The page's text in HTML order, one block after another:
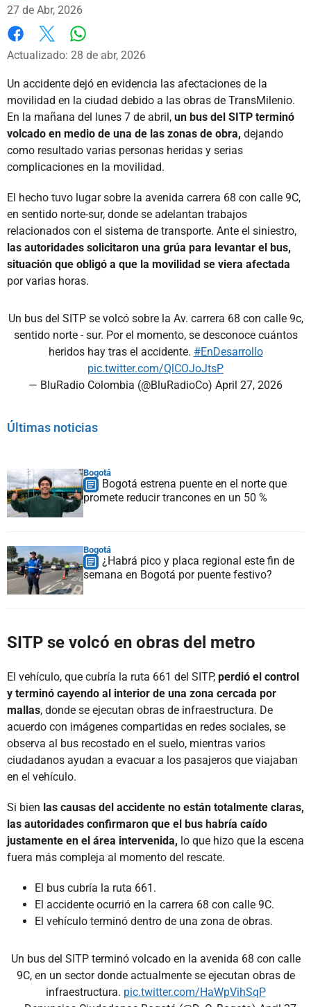
27 de Abr, 2026
Facebook
X
Actualizado: 28 de abr, 2026
Un accidente dejó en evidencia las afectaciones de la
movilidad en la ciudad debido a las obras de TransMilenio.
En la mañana del lunes 7 de abril, un bus del SITP terminó
volcado en medio de una de las zonas de obra, dejando
como resultado varias personas heridas y serias
complicaciones en la movilidad.
El hecho tuvo lugar sobre la avenida carrera 68 con calle 9C,
en sentido norte-sur, donde se adelantan trabajos
relacionados con el sistema de transporte. Ante el siniestro,
las autoridades solicitaron una grúa para levantar el bus,
situación que obligó a que la movilidad se viera afectada
por varias horas.
Un bus del SITP se volcó sobre la Av. carrera 68 con calle 9c,
sentido norte - sur. Por el momento, se desconoce cuántos
heridos hay tras el accidente. #EnDesarrollo
pic.twitter.com/QlCOJoJtsP
— BluRadio Colombia (@BluRadioCo) April 27, 2026
Últimas noticias
Bogotá
Bogotá estrena puente en el norte que
promete reducir trancones en un 50 %
Bogotá
¿Habrá pico y placa regional este fin de
semana en Bogotá por puente festivo?
SITP se volcó en obras del metro
El vehículo, que cubría la ruta 661 del SITP, perdió el control
y terminó cayendo al interior de una zona cercada por
mallas, donde se ejecutan obras de infraestructura. De
acuerdo con imágenes compartidas en redes sociales, se
observa al bus recostado en el suelo, mientras varios
ciudadanos ayudan a evacuar a los pasajeros que viajaban
en el vehículo.
Si bien las causas del accidente no están totalmente claras,
las autoridades confirmaron que el bus habría caído
justamente en el área intervenida, lo que hizo que la escena
fuera más compleja al momento del rescate.
El bus cubría la ruta 661.
El accidente ocurrió en la carrera 68 con calle 9C.
El vehículo terminó dentro de una zona de obras.
Un bus del SITP terminó volcado en la avenida 68 con calle
9C, en un sector donde actualmente se ejecutan obras de
infraestructura. pic.twitter.com/HaWpVihSqP